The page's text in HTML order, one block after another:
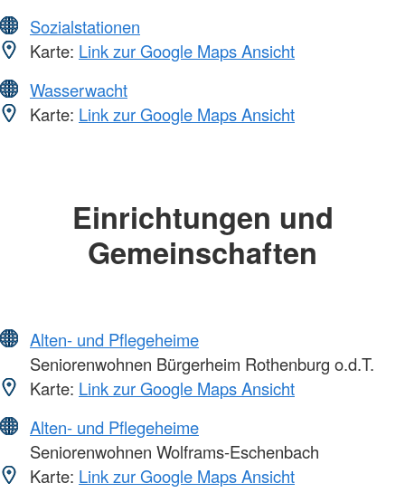
Sozialstationen
Karte: Link zur Google Maps Ansicht
Wasserwacht
Karte: Link zur Google Maps Ansicht
Einrichtungen und
Gemeinschaften
Alten- und Pflegeheime
Seniorenwohnen Bürgerheim Rothenburg o.d.T.
Karte: Link zur Google Maps Ansicht
Alten- und Pflegeheime
Seniorenwohnen Wolframs-Eschenbach
Karte: Link zur Google Maps Ansicht